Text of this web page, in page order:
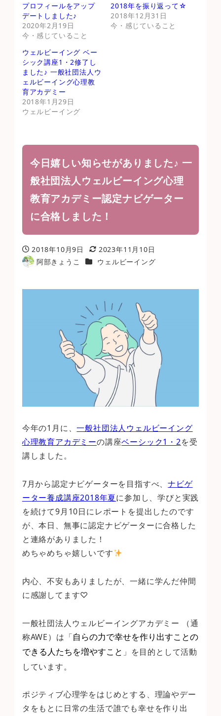
プロフィールをアップ
デートしました♪
2020年2月19日
今・感じていること
2018年を振り返って☆
2018年12月31日
今・感じていること
ウェルビーイング ベー
シック講座1・2修了し
ました♪ 一般社団法人ウ
ェルビーイング心理教
育アカデミー
2018年1月29日
ウェルビーイング
今日嬉しい知らせがありました♪ 一
般社団法人ウェルビーイング心理
教育アカデミー認定ナビゲーター
に合格しました！
投稿日
2018年10月9日
更新日
2023年11月10日
著
阿部きょうこ カテゴリー
ウェルビーイング
今年の1月に、一般社団法人ウェルビーイング
心理教育アカデミーの講座ベーシック1・2を受
講しました。
7月から認定ナビゲーターを目指すべ、ナビゲ
ーター養成講座2018年夏に参加し、学びと実践
を続けて9月10日にレポートを提出したのです
が、本日、無事に認定ナビゲーターに合格した
と連絡がありました！
めちゃめちゃ嬉しいです
内心、不安もありましたが、一緒に学んだ仲間
に感謝してます♡
一般社団法人ウェルビーイングアカデミー （通
称AWE）は「自らの力で幸せを作り出すことの
できる人たちを増やすこと 」を目的として活動
しています。
ポジティブ心理学をはじめとする、理論やデー
タをもとに日常の生活で誰でも幸せを作り出